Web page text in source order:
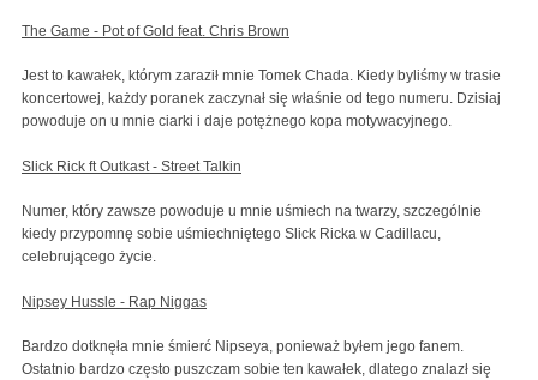
The Game - Pot of Gold feat. Chris Brown
Jest to kawałek, którym zaraził mnie Tomek Chada. Kiedy byliśmy w trasie
koncertowej, każdy poranek zaczynał się właśnie od tego numeru. Dzisiaj
powoduje on u mnie ciarki i daje potężnego kopa motywacyjnego.
Slick Rick ft Outkast - Street Talkin
Numer, który zawsze powoduje u mnie uśmiech na twarzy, szczególnie
kiedy przypomnę sobie uśmiechniętego Slick Ricka w Cadillacu,
celebrującego życie.
Nipsey Hussle - Rap Niggas
Bardzo dotknęła mnie śmierć Nipseya, ponieważ byłem jego fanem.
Ostatnio bardzo często puszczam sobie ten kawałek, dlatego znalazł się